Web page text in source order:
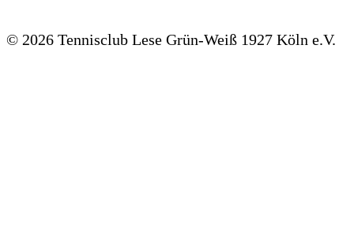
© 2026 Tennisclub Lese Grün-Weiß 1927 Köln e.V.